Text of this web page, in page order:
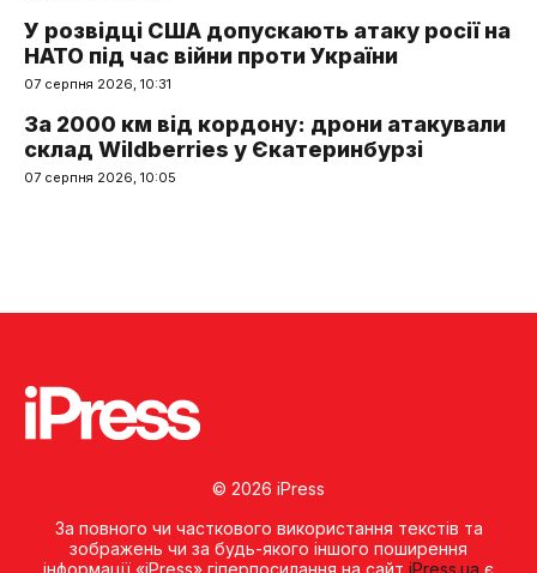
У розвідці США допускають атаку росії на
НАТО під час війни проти України
07 серпня 2026, 10:31
За 2000 км від кордону: дрони атакували
склад Wildberries у Єкатеринбурзі
07 серпня 2026, 10:05
© 2026 iPress
За повного чи часткового використання текстів та
зображень чи за будь-якого іншого поширення
інформації «iPress» гіперпосилання на сайт iPress.ua є